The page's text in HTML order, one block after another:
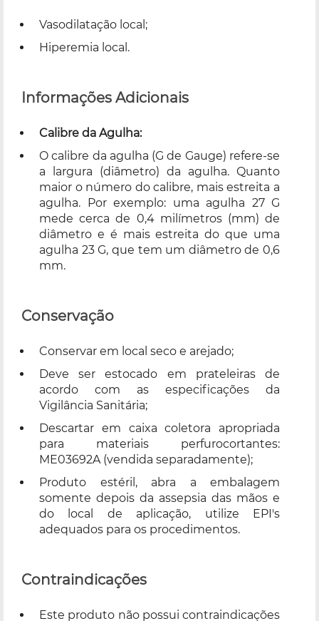
Vasodilatação local;
Hiperemia local.
Informações Adicionais
Calibre da Agulha:
O calibre da agulha (G de Gauge) refere-se
a largura (diâmetro) da agulha. Quanto
maior o número do calibre, mais estreita a
agulha. Por exemplo: uma agulha 27 G
mede cerca de 0,4 milímetros (mm) de
diâmetro e é mais estreita do que uma
agulha 23 G, que tem um diâmetro de 0,6
mm.
Conservação
Conservar em local seco e arejado;
Deve ser estocado em prateleiras de
acordo com as especificações da
Vigilância Sanitária;
Descartar em caixa coletora apropriada
para materiais perfurocortantes:
ME03692A (vendida separadamente);
Produto estéril, abra a embalagem
somente depois da assepsia das mãos e
do local de aplicação, utilize EPI's
adequados para os procedimentos.
Contraindicações
Este produto não possui contraindicações